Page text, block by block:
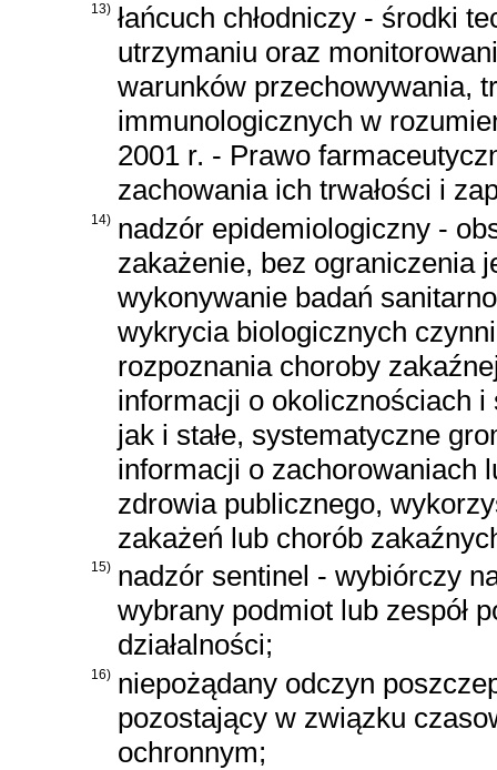
13) łańcuch chłodniczy - środki
utrzymaniu oraz
warunków przechowywania,
immunologicznych w
2001 r. - Prawo
zachowania ich trwałości i
14) nadzór epidemiologiczny -
zakażenie, bez ograniczenia
wykonywanie badań
wykrycia biologicznych
rozpoznania choroby
informacji o okolicznościach
jak i stałe, systematyczne
informacji o zachorowaniach
zdrowia publicznego,
zakażeń lub chorób
15) nadzór sentinel - wybiórczy
wybrany podmiot lub zespół
działalności;
16) niepożądany odczyn
pozostający w związku
ochronnym;